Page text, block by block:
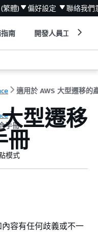
繁體) 偏好設定 聯絡我們
南 開發人員工具
手冊 型遷移
冊
模式
容有任何歧義或不一